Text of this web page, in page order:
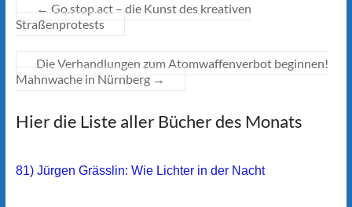
← Go.stop.act – die Kunst des kreativen
Straßenprotests
Die Verhandlungen zum Atomwaffenverbot beginnen!
Mahnwache in Nürnberg →
Hier die Liste aller Bücher des Monats
81) Jürgen Grässlin: Wie Lichter in der Nacht